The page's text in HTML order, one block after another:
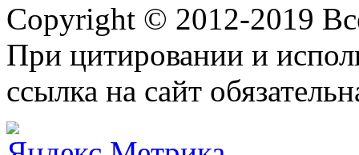
Copyright © 2012-2019
При цитировании и
ссылка на сайт